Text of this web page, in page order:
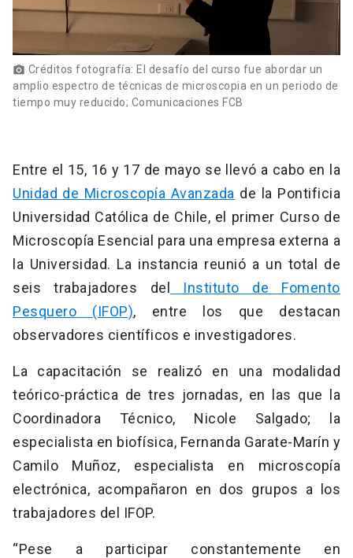
photo_camera Créditos fotografía: El desafío del curso fue abordar un
amplio espectro de técnicas de microscopia en un periodo de
tiempo muy reducido; Comunicaciones FCB
Entre el 15, 16 y 17 de mayo se llevó a cabo en la
Unidad de Microscopía Avanzada de la Pontificia
Universidad Católica de Chile, el primer Curso de
Microscopía Esencial para una empresa externa a
la Universidad. La instancia reunió a un total de
seis trabajadores del
Instituto de Fomento
Pesquero (IFOP), entre los que destacan
observadores científicos e investigadores.
La capacitación se realizó en una modalidad
teórico-práctica de tres jornadas, en las que la
Coordinadora Técnico, Nicole Salgado; la
especialista en biofísica, Fernanda Garate-Marín y
Camilo Muñoz, especialista en microscopía
electrónica, acompañaron en dos grupos a los
trabajadores del IFOP.
“Pese a participar constantemente en